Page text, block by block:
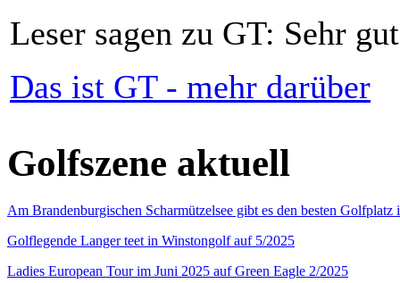
Leser sagen zu GT: Sehr
Das ist GT - mehr darüber
Golfszene aktuell
Am Brandenburgischen Scharmützelsee gibt es den besten
Golflegende Langer teet in Winstongolf auf 5/2025
Ladies European Tour im Juni 2025 auf Green Eagle 2/2025